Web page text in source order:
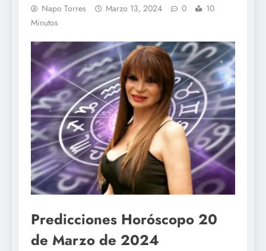
Napo Torres Marzo 13, 2024 0
10
Minutos
Predicciones Horóscopo 20
de Marzo de 2024